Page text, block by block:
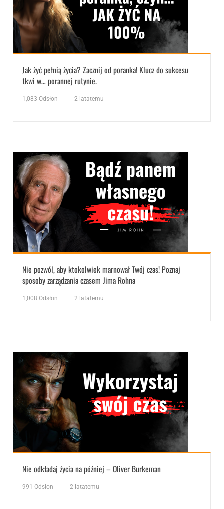
Jak żyć pełnią życia? Zacznij od poranka! Klucz do sukcesu
tkwi w… porannej rutynie.
1,083 Odsłon 2 latatemu
Nie pozwól, aby ktokolwiek marnował Twój czas! Poznaj
sposoby zarządzania czasem Jima Rohna
1,008 Odsłon 2 latatemu
Nie odkładaj życia na później – Oliver Burkeman
991 Odsłon 2 latatemu